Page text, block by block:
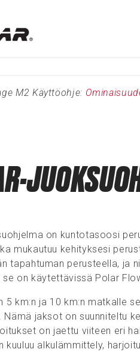
M2 Käyttöohje:
on kuntotasoosi
mukautuu kehityksesi
tapahtuman perusteella, ja
se on käytettävissä Polar
5 km:n ja 10 km:n matkalle
Nämä jaksot on suunniteltu
on jaettu viiteen eri
kuuluu alkulämmittely,